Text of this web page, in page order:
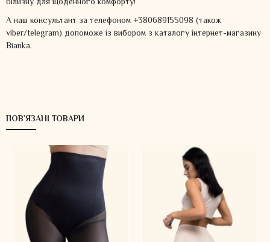
А наш консультант за телефоном +380689155098 (також
viber/telegram) допоможе із вибором з каталогу інтернет-магазину
Bianka.
ПОВ`ЯЗАНІ ТОВАРИ